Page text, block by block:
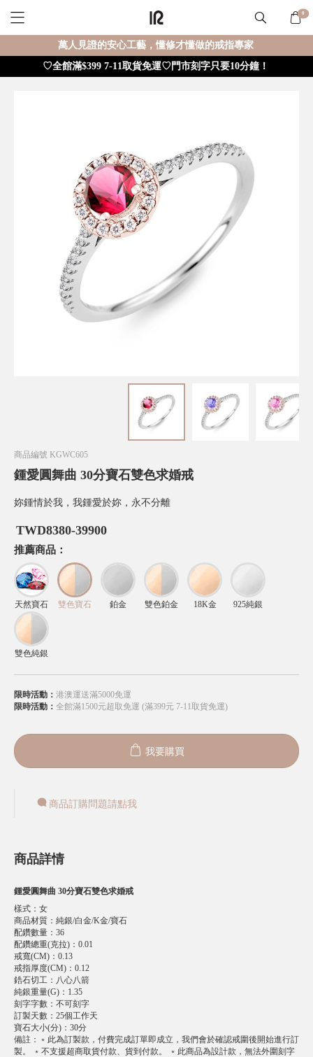
0
萬人見證的安心工藝，懂修才懂做的戒指專家
♡全館滿$399 7-11取貨免運♡門市刻字只要10分鐘！
商品編號 KGWC605
鍾愛圓舞曲 30分寶石雙色求婚戒
妳鍾情於我，我鍾愛於妳，永不分離
TWD8380-39900
推薦商品：
天然寶石 雙色寶石 鉑金 雙色鉑金 18K金 925純銀
雙色純銀
限時活動： 港澳運送滿5000免運
限時活動： 全館滿1500元超取免運 (滿399元 7-11取貨免運)
我要購買
商品訂購問題請點我
商品詳情
鍾愛圓舞曲 30分寶石雙色求婚戒
樣式 ： 女
商品材質 ： 純銀/白金/K金/寶石
配鑽數量 ： 36
配鑽總重(克拉) ： 0.01
戒寬(CM) ： 0.13
戒指厚度(CM) ： 0.12
鋯石切工 ： 八心八箭
純銀重量(G) ： 1.35
刻字字數 ： 不可刻字
訂製天數 ： 25個工作天
寶石大小(分) ： 30分
備註 ： ﹡此為訂製款，付費完成訂單即成立，我們會於確認戒圍後開始進行訂
製。 ﹡不支援超商取貨付款、貨到付款。 ﹡此商品為設計款，無法外圍刻字